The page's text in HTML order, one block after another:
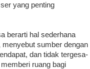
yang penting
berarti hal sederhana
sumber dengan
dan tidak tergesa-
ruang bagi